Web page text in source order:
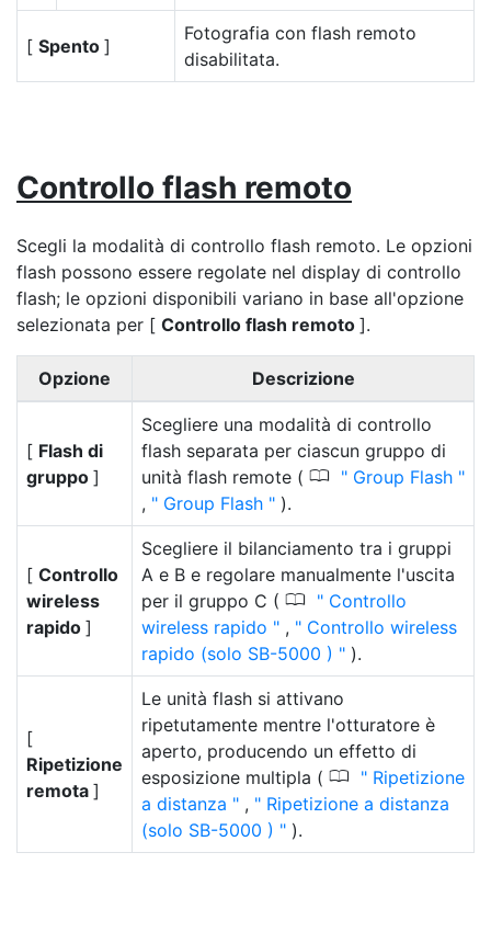
[ Spento ]
Fotografia con flash remoto
disabilitata.
Controllo flash remoto
Scegli la modalità di controllo flash remoto. Le opzioni
flash possono essere regolate nel display di controllo
flash; le opzioni disponibili variano in base all'opzione
selezionata per [ Controllo flash remoto ].
Opzione Descrizione
[ Flash di
gruppo ]
Scegliere una modalità di controllo
flash separata per ciascun gruppo di
unità flash remote ( 0
Group Flash
,
Group Flash ).
[ Controllo
wireless
rapido ]
Scegliere il bilanciamento tra i gruppi
A e B e regolare manualmente l'uscita
per il gruppo C ( 0
Controllo
wireless rapido
,
Controllo wireless
rapido (solo SB-5000 )
).
[
Ripetizione
remota ]
Le unità flash si attivano
ripetutamente mentre l'otturatore è
aperto, producendo un effetto di
esposizione multipla ( 0
Ripetizione
a distanza
,
Ripetizione a distanza
(solo SB-5000 )
).